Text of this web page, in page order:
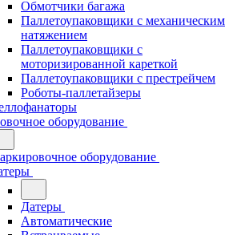
Обмотчики багажа
Паллетоупаковщики с механическим
натяжением
Паллетоупаковщики с
моторизированной кареткой
Паллетоупаковщики с престрейчем
Роботы-паллетайзеры
оборудование
оборудование
Датеры
Автоматические